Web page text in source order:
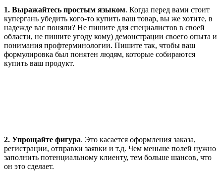
1. Выражайтесь простым языком. Когда перед вами стоит
купергань убедить кого-то купить ваш товар, вы же хотите, в
надежде вас поняли? Не пишите для специалистов в своей
области, не пишите угоду кому) демонстрации своего опыта и
понимания профтерминологии. Пишите так, чтобы ваш
формулировка был понятен людям, которые собираются
купить ваш продукт.
2. Упрощайте фигура. Это касается оформления заказа,
регистрации, отправки заявки и т.д. Чем меньше полей нужно
заполнить потенциальному клиенту, тем больше шансов, что
он это сделает.